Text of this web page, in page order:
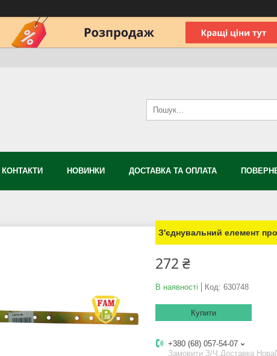
КОНТАКТИ НОВИНКИ ДОСТАВКА ТА ОПЛАТА
З'єднувальний елемент
272 ₴
В наявності Код: 630748
Купити
+380 (68) 057-54-07
Замовити З/Ч.Доставка